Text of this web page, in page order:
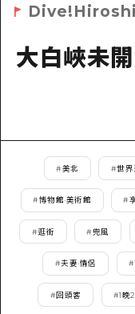
世
學
治癒
自然
東
一
1晚
2晚
宮
愛媛
輔
設
廣
面
志
廣
常見
大白峽未
#美北 #世界
#博物館·美術館 #
#逛街 # 兜風
#夫妻·情侶 #
#回頭客 #1晚